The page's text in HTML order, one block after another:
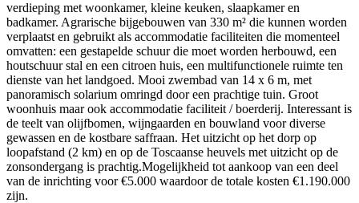
verdieping met woonkamer, kleine keuken, slaapkamer en
badkamer. Agrarische bijgebouwen van 330 m² die kunnen worden
verplaatst en gebruikt als accommodatie faciliteiten die momenteel
omvatten: een gestapelde schuur die moet worden herbouwd, een
houtschuur stal en een citroen huis, een multifunctionele ruimte ten
dienste van het landgoed. Mooi zwembad van 14 x 6 m, met
panoramisch solarium omringd door een prachtige tuin. Groot
woonhuis maar ook accommodatie faciliteit / boerderij. Interessant is
de teelt van olijfbomen, wijngaarden en bouwland voor diverse
gewassen en de kostbare saffraan. Het uitzicht op het dorp op
loopafstand (2 km) en op de Toscaanse heuvels met uitzicht op de
zonsondergang is prachtig.Mogelijkheid tot aankoop van een deel
van de inrichting voor €5.000 waardoor de totale kosten €1.190.000
zijn.